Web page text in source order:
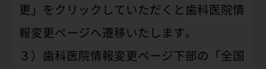
更」をクリックしていただくと歯科医院情
報変更ページへ遷移いたします。
３）歯科医院情報変更ページ下部の「全国